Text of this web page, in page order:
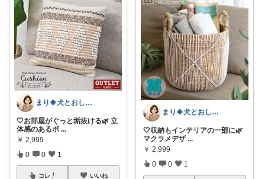
まり🍀犬とおしゃれに暮らしたい🐶
🤍お部屋がぐっと垢抜ける🌿 立
体感のあるボ ...
￥ 2,999
0 0 1
コレ いいね
まり🍀犬とおしゃれに暮らしたい🐶
🤍収納もインテリアの一部に🌿
マクラメデザ ...
￥ 2,999
0 0 1